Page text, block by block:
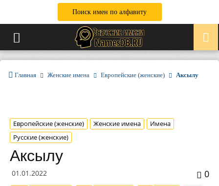
Поиск имен по алфавиту
Главная Женские имена Европейские (женские) Аксылу
Европейские (женские) Женские имена
Имена
Русские (женские)
Аксылу
01.01.2022 0